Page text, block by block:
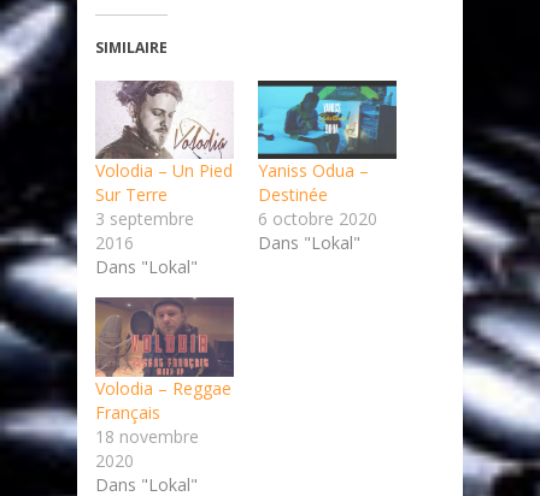
SIMILAIRE
Volodia – Un Pied
Sur Terre
3 septembre
2016
Dans "Lokal"
Yaniss Odua –
Destinée
6 octobre 2020
Dans "Lokal"
Volodia – Reggae
Français
18 novembre
2020
Dans "Lokal"